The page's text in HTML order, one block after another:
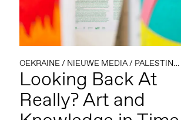
OEKRAINE/ NIEUWE MEDIA/ PALESTINA /
Looking Back At
Really? Art and